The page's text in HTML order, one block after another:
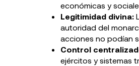
económicas y
Legitimidad divina:
autoridad del
acciones no podían
Control
ejércitos y sistemas